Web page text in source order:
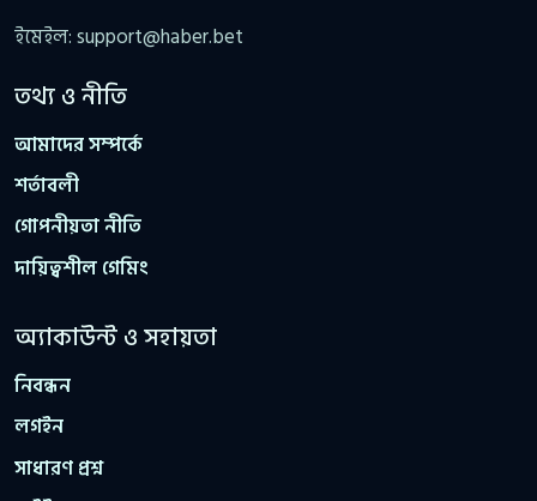
ইমেইল:support@haber.bet
তথ্য ও নীতি
আমাদের সম্পর্কে
শর্তাবলী
গোপনীয়তা নীতি
দায়িত্বশীল গেমিং
অ্যাকাউন্ট ও সহায়তা
নিবন্ধন
লগইন
সাধারণ প্রশ্ন